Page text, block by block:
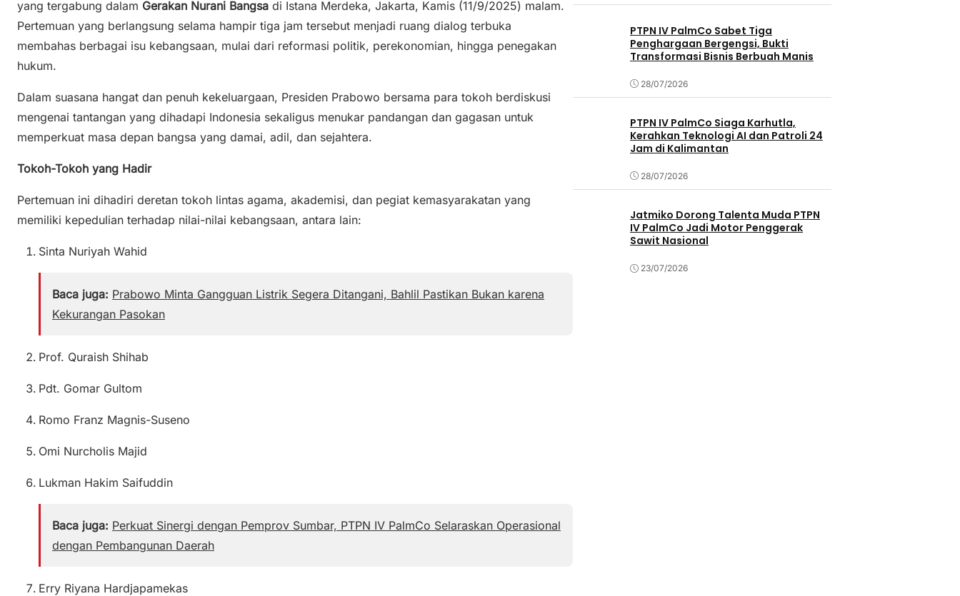
y
Li
n
l
e
b
o
k
s
A
e
yang tergabung dalam Gerakan Nurani Bangsa di Istana Merdeka, Jakarta, Kamis (11/9/2025) malam.
Pertemuan yang berlangsung selama hampir tiga jam tersebut menjadi ruang dialog terbuka
membahas berbagai isu kebangsaan, mulai dari reformasi politik, perekonomian, hingga penegakan
hukum.
Dalam suasana hangat dan penuh kekeluargaan, Presiden Prabowo bersama para tokoh berdiskusi
mengenai tantangan yang dihadapi Indonesia sekaligus menukar pandangan dan gagasan untuk
memperkuat masa depan bangsa yang damai, adil, dan sejahtera.
Tokoh-Tokoh yang Hadir
Pertemuan ini dihadiri deretan tokoh lintas agama, akademisi, dan pegiat kemasyarakatan yang
memiliki kepedulian terhadap nilai-nilai kebangsaan, antara lain:
Sinta Nuriyah Wahid
Baca juga: Prabowo Minta Gangguan Listrik Segera Ditangani, Bahlil Pastikan Bukan karena
Kekurangan Pasokan
Prof. Quraish Shihab
Pdt. Gomar Gultom
Romo Franz Magnis-Suseno
Omi Nurcholis Majid
Lukman Hakim Saifuddin
Baca juga: Perkuat Sinergi dengan Pemprov Sumbar, PTPN IV PalmCo Selaraskan Operasional
dengan Pembangunan Daerah
Erry Riyana Hardjapamekas
PTPN IV PalmCo Sabet Tiga
Penghargaan Bergengsi, Bukti
Transformasi Bisnis Berbuah Manis
28/07/2026
PTPN IV PalmCo Siaga Karhutla,
Kerahkan Teknologi AI dan Patroli 24
Jam di Kalimantan
28/07/2026
Jatmiko Dorong Talenta Muda PTPN
IV PalmCo Jadi Motor Penggerak
Sawit Nasional
23/07/2026